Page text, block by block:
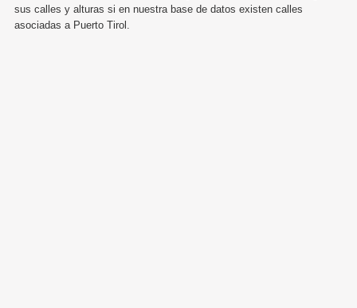
sus calles y alturas si en nuestra base de datos existen calles
asociadas a Puerto Tirol.